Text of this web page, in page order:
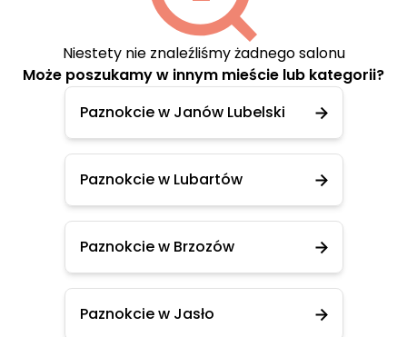
Niestety nie znaleźliśmy żadnego salonu
Może poszukamy w innym mieście lub kategorii?
Paznokcie w Janów Lubelski
Paznokcie w Lubartów
Paznokcie w Brzozów
Paznokcie w Jasło